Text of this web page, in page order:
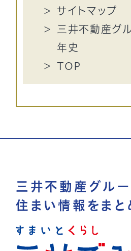
サイトマップ
三井不動産グ
年史
TOP
三井不動産グル
住まい情報をまと